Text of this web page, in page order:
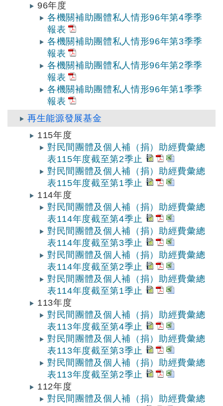
96年度
各機關補助團體私人情形96年第4季季
報表
各機關補助團體私人情形96年第3季季
報表
各機關補助團體私人情形96年第2季季
報表
各機關補助團體私人情形96年第1季季
報表
再生能源發展基金
115年度
對民間團體及個人補（捐）助經費彙總
表115年度截至第2季止
對民間團體及個人補（捐）助經費彙總
表115年度截至第1季止
114年度
對民間團體及個人補（捐）助經費彙總
表114年度截至第4季止
對民間團體及個人補（捐）助經費彙總
表114年度截至第3季止
對民間團體及個人補（捐）助經費彙總
表114年度截至第2季止
對民間團體及個人補（捐）助經費彙總
表114年度截至第1季止
113年度
對民間團體及個人補（捐）助經費彙總
表113年度截至第4季止
對民間團體及個人補（捐）助經費彙總
表113年度截至第3季止
對民間團體及個人補（捐）助經費彙總
表113年度截至第2季止
112年度
對民間團體及個人補（捐）助經費彙總